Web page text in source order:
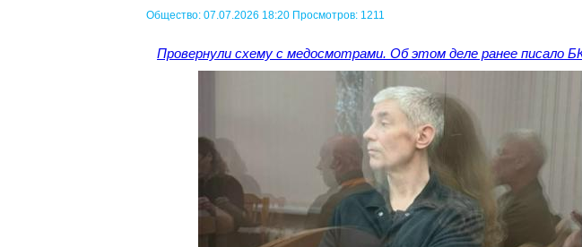
Общество: 07.07.2026 18:20 Просмотров: 1211
Провернули схему с медосмотрами. Об этом деле ранее писало